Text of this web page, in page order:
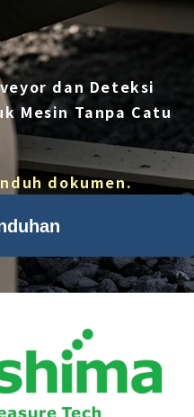
dan Deteksi
Mesin Tanpa Catu
dokumen.